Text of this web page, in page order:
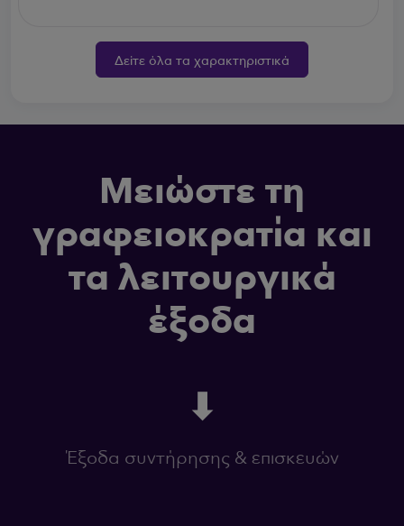
Δείτε όλα τα χαρακτηριστικά
Μειώστε τη
γραφειοκρατία και
τα λειτουργικά
έξοδα
⬇
Έξοδα συντήρησης & επισκευών